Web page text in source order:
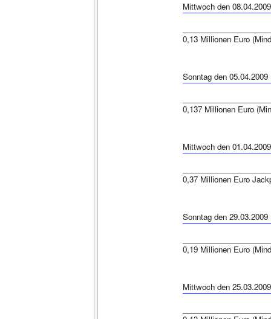
Mittwoch den 08.04.2009
0,13 Millionen Euro
Sonntag den 05.04.2009
0,137 Millionen Euro
Mittwoch den 01.04.2009
0,37 Millionen Euro
Sonntag den 29.03.2009
0,19 Millionen Euro
Mittwoch den 25.03.2009